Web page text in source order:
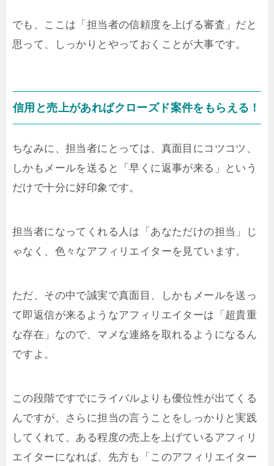
でも、ここは「担当者の信頼度を上げる審査」だと
思って、しっかりとやっておくことが大事です。
信用と売上があればクローズド案件をもらえる！
ちなみに、担当者にとっては、真面目にコツコツ、
しかもメールを送ると「早くに返事が来る」という
だけで十分に好印象です。
担当者になってくれる人は「あなただけの担当」じ
ゃなく、色々なアフィリエイターを見ています。
ただ、その中で誠実で真面目、しかもメールを送っ
て即返信が来るようなアフィリエイターは「超貴重
な存在」なので、マメな連絡を取れるようになるん
ですよ。
この段階ですでにライバルよりも優位性が出てくる
んですが、さらに担当の言うことをしっかりと実践
してくれて、ある程度の売上を上げているアフィリ
エイターになれば、先方も「このアフィリエイター